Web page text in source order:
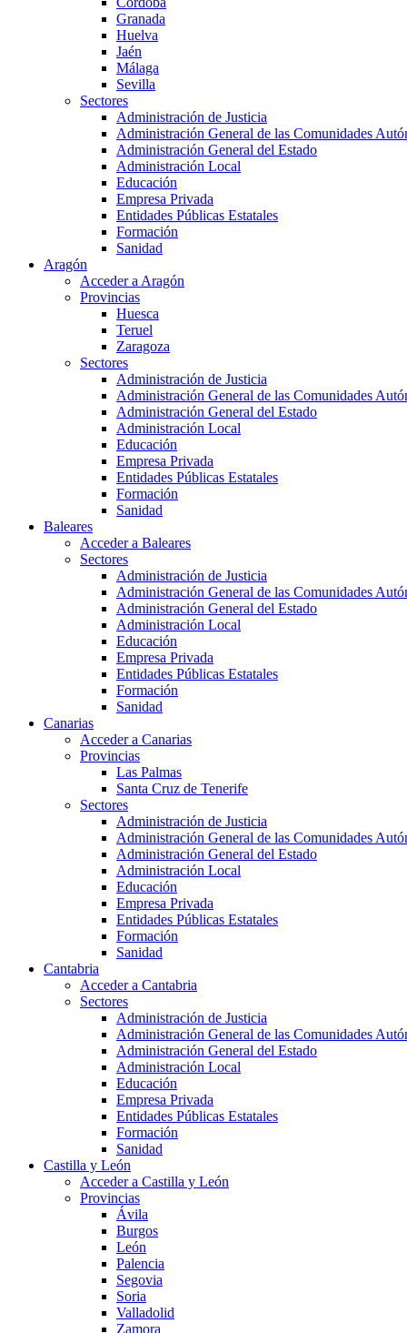
Granada
Huelva
Jaén
Málaga
Sevilla
Sectores
Administración de Justicia
Administración General de las Comunidades
Administración General del Estado
Administración Local
Educación
Empresa Privada
Entidades Públicas Estatales
Formación
Sanidad
Aragón
Acceder a Aragón
Provincias
Huesca
Teruel
Zaragoza
Sectores
Administración de Justicia
Administración General de las Comunidades
Administración General del Estado
Administración Local
Educación
Empresa Privada
Entidades Públicas Estatales
Formación
Sanidad
Baleares
Acceder a Baleares
Sectores
Administración de Justicia
Administración General de las Comunidades
Administración General del Estado
Administración Local
Educación
Empresa Privada
Entidades Públicas Estatales
Formación
Sanidad
Canarias
Acceder a Canarias
Provincias
Las Palmas
Santa Cruz de Tenerife
Sectores
Administración de Justicia
Administración General de las Comunidades
Administración General del Estado
Administración Local
Educación
Empresa Privada
Entidades Públicas Estatales
Formación
Sanidad
Cantabria
Acceder a Cantabria
Sectores
Administración de Justicia
Administración General de las Comunidades
Administración General del Estado
Administración Local
Educación
Empresa Privada
Entidades Públicas Estatales
Formación
Sanidad
Castilla y León
Acceder a Castilla y León
Provincias
Ávila
Burgos
León
Palencia
Segovia
Soria
Valladolid
Zamora